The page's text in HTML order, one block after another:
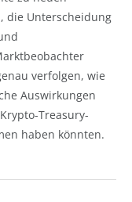
die Unterscheidung
verfolgen, wie
Auswirkungen
Treasury-
haben könnten.